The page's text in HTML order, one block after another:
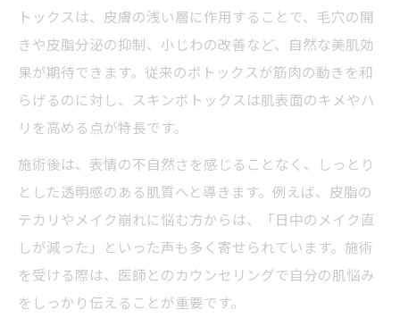
スキンボトックスで叶える総合的な肌質改
善
美容皮膚科で安心して受けるスキンボトッ
クス
毛穴ケアやテカリ改善に有効な美容皮膚科施術
とは
美容皮膚科のスキンボトックスで毛穴対策
スキンボトックスがテカリを抑える仕組み
毛穴や皮脂トラブルに強い美容皮膚科施術
スキンボトックスの継続的な効果と実感
美容皮膚科で理想の肌質を追求する方法
トックスは、皮膚の浅い層に作用することで、毛穴の開
きや皮脂分泌の抑制、小じわの改善など、自然な美肌効
果が期待できます。従来のボトックスが筋肉の動きを和
らげるのに対し、スキンボトックスは肌表面のキメやハ
リを高める点が特長です。
施術後は、表情の不自然さを感じることなく、しっとり
とした透明感のある肌質へと導きます。例えば、皮脂の
テカリやメイク崩れに悩む方からは、「日中のメイク直
しが減った」といった声も多く寄せられています。施術
を受ける際は、医師とのカウンセリングで自分の肌悩み
をしっかり伝えることが重要です。